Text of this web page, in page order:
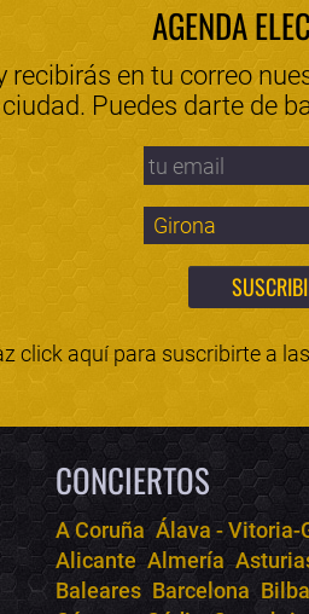
AGENDA
recibirás en tu correo
Puedes darte de
click aquí para suscribirte a
CONCIERTOS
A Coruña Álava - Vitoria-
Alicante Almería
Baleares Barcelona